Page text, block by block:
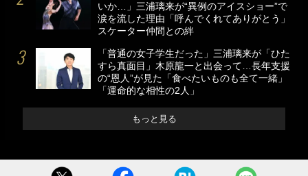
いか…」三浦璃来が“異例のアイスショー”で
涙を流した理由「呼んでくれてありがとう」
スケーター仲間との絆
「普通の女子学生だった」三浦璃来が「ひた
すら真面目」木原龍一と出会って…長年支援
の“恩人”が見た「食べたいものも全て一緒」
「運命的な相性の2人」
もっと見る